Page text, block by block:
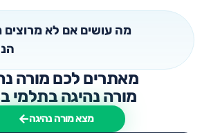
מה עושים אם לא מרוצים
מאתרים לכם מורה
מורה נהיגה בתלמי
מצא מורה נהיגה